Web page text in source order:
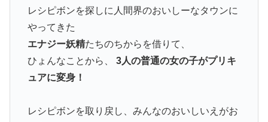
レシピボンを探しに人間界のおいしーなタウンに
やってきた
エナジー妖精たちのちからを借りて、
ひょんなことから、 3人の普通の女の子がプリキ
ュアに変身！
レシピボンを取り戻し、みんなのおいしいえがお